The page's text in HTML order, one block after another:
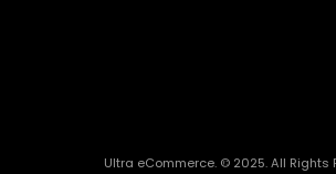
Ultra eCommerce. © 2025. All Rights